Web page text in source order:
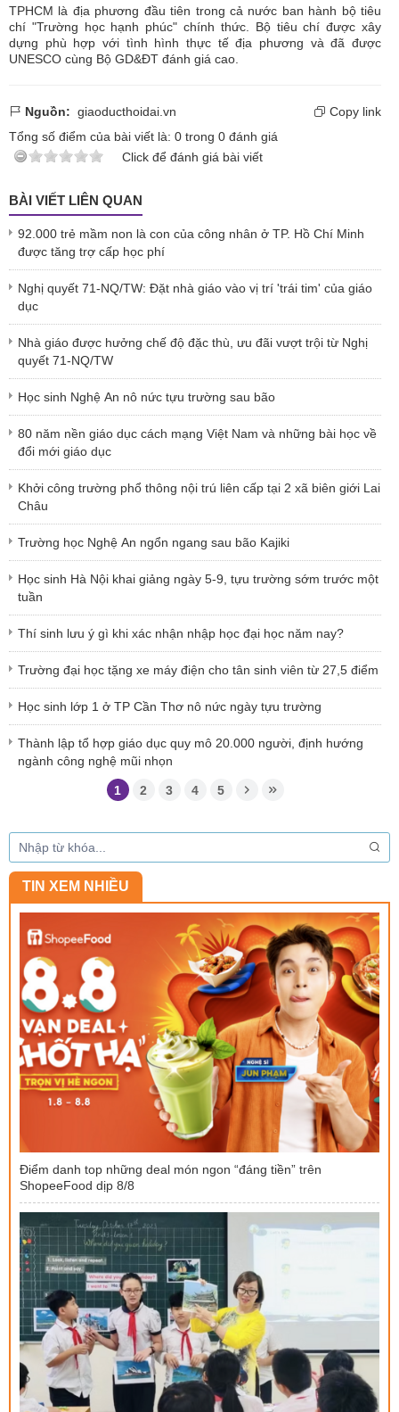
TPHCM là địa phương đầu tiên trong cả nước ban hành bộ tiêu
chí "Trường học hạnh phúc" chính thức. Bộ tiêu chí được xây
dựng phù hợp với tình hình thực tế địa phương và đã được
UNESCO cùng Bộ GD&ĐT đánh giá cao.
Nguồn: giaoducthoidai.vn
Copy link
Tổng số điểm của bài viết là: 0 trong 0 đánh giá
Click để đánh giá bài viết
BÀI VIẾT LIÊN QUAN
92.000 trẻ mầm non là con của công nhân ở TP. Hồ Chí Minh
được tăng trợ cấp học phí
Nghị quyết 71-NQ/TW: Đặt nhà giáo vào vị trí 'trái tim' của giáo
dục
Nhà giáo được hưởng chế độ đặc thù, ưu đãi vượt trội từ Nghị
quyết 71-NQ/TW
Học sinh Nghệ An nô nức tựu trường sau bão
80 năm nền giáo dục cách mạng Việt Nam và những bài học về
đổi mới giáo dục
Khởi công trường phổ thông nội trú liên cấp tại 2 xã biên giới Lai
Châu
Trường học Nghệ An ngổn ngang sau bão Kajiki
Học sinh Hà Nội khai giảng ngày 5-9, tựu trường sớm trước một
tuần
Thí sinh lưu ý gì khi xác nhận nhập học đại học năm nay?
Trường đại học tặng xe máy điện cho tân sinh viên từ 27,5 điểm
Học sinh lớp 1 ở TP Cần Thơ nô nức ngày tựu trường
Thành lập tổ hợp giáo dục quy mô 20.000 người, định hướng
ngành công nghệ mũi nhọn
1 2 3 4 5
TIN XEM NHIỀU
Điểm danh top những deal món ngon “đáng tiền” trên
ShopeeFood dịp 8/8